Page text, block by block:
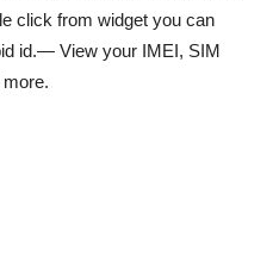
click from widget you can
id.— View your IMEI, SIM